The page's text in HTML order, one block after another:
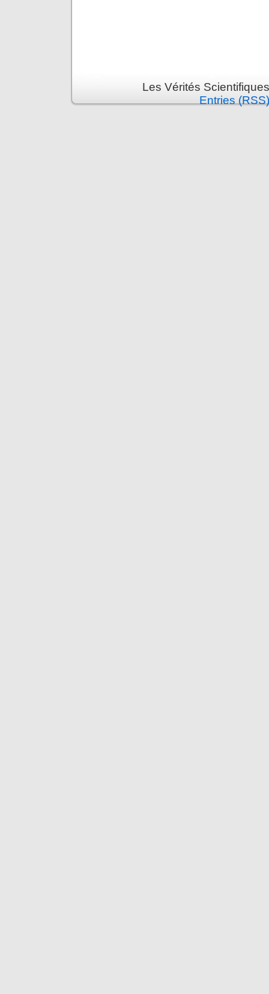
Les Vérités
Entries (RSS)